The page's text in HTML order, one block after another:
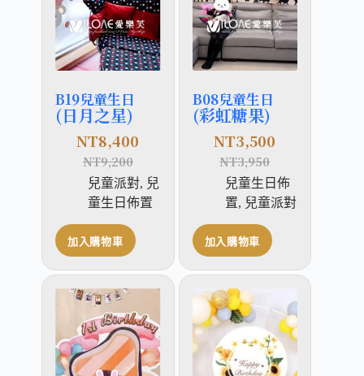
B19兒童生日
(日月之星)
NT9,200
NT8,400
兒童派對, 兒
童生日佈置
加入購物車
B08兒童生日
(彩虹糖果)
NT3,950
NT3,500
兒童生日佈
置, 兒童派對
加入購物車